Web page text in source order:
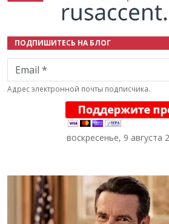
ПОДПИШИТЕСЬ НА БЛОГ
Email
Адрес электронной почты подписчика.
воскресенье, 9 августа